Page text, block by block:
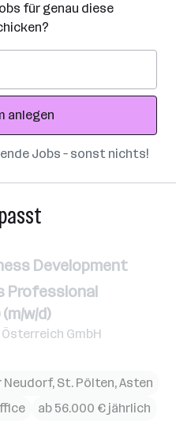
für genau diese
anlegen
Jobs – sonst nichts!
Development
Professional
w/d)
GmbH
Neudorf, St. Pölten,Asten
ab 56.000 € jährlich